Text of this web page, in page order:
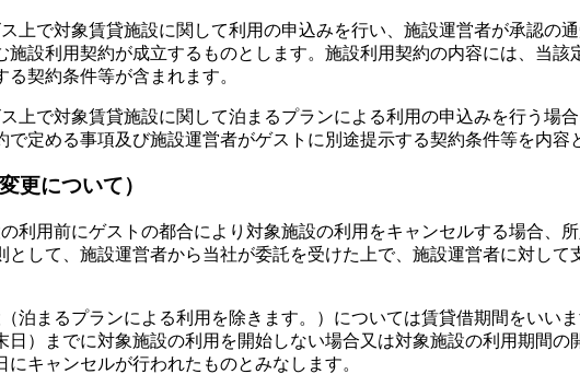
上で対象賃貸施設に関して利用の申込みを行い、施設運営者が承認の
設利用契約が成立するものとします。施設利用契約の内容には、当
契約条件等が含まれます。
上で対象賃貸施設に関して泊まるプランによる利用の申込みを行う場
定める事項及び施設運営者がゲストに別途提示する契約条件等を内容
更について）
利用前にゲストの都合により対象施設の利用をキャンセルする場合、
して、施設運営者から当社が委託を受けた上で、施設運営者に対し
泊まるプランによる利用を除きます。）については賃貸借期間をいい
）までに対象施設の利用を開始しない場合又は対象施設の利用期間
キャンセルが行われたものとみなします。